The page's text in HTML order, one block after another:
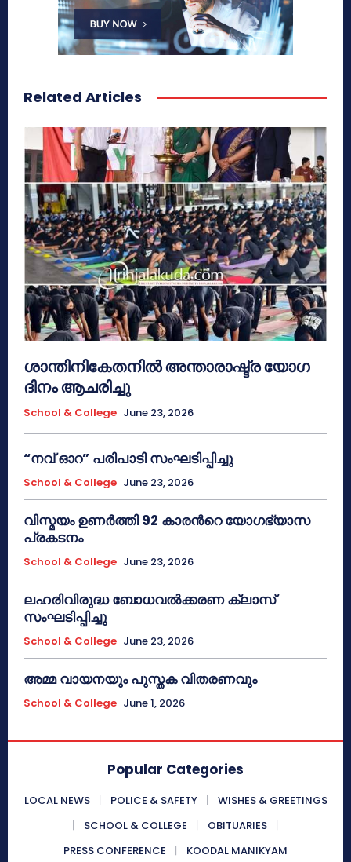
Related Articles
ശാന്തിനികേതനിൽ അന്താരാഷ്ട്ര യോഗ
ദിനം ആചരിച്ചു
School & College June 23, 2026
“നവ് ഓറ” പരിപാടി സംഘടിപ്പിച്ചു
School & College June 23, 2026
വിസ്മയം ഉണർത്തി 92 കാരൻറെ യോഗഭ്യാസ
പ്രകടനം
School & College June 23, 2026
ലഹരിവിരുദ്ധ ബോധവൽക്കരണ ക്ലാസ്
സംഘടിപ്പിച്ചു
School & College June 23, 2026
അമ്മ വായനയും പുസ്തക വിതരണവും
School & College June 1, 2026
Popular Categories
LOCAL NEWS POLICE & SAFETY
WISHES & GREETINGS
SCHOOL & COLLEGE
OBITUARIES
PRESS CONFERENCE
KOODAL MANIKYAM